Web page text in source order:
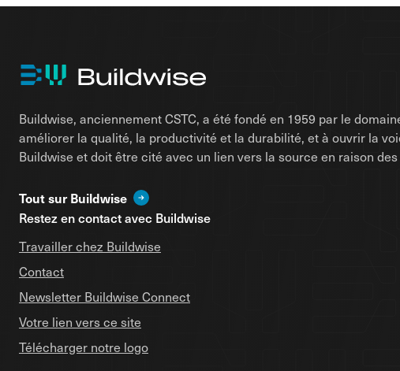
Buildwise, anciennement CSTC, a été fondé en 1959 par le
améliorer la qualité, la productivité et la durabilité, et à ouvrir la
Buildwise et doit être cité avec un lien vers la source en raison
Tout sur Buildwise
Restez en contact avec Buildwise
Travailler chez Buildwise
Contact
Newsletter Buildwise Connect
Votre lien vers ce site
Télécharger notre logo